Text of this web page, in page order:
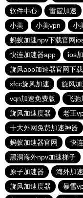
软件中心
雷霆加速
小美
小美vpn 小
蚂蚁加速npv下载官网
快连加速器app
ios
旋风app加速器官网下载
xfcc旋风加速
旋风
vqn加速免费版
飞驰
旋风加速度器
老王
十大外网免费加速神器
蚂蚁加速器官网
快
黑洞海外npv加速梯子
原子加速器
海外加
旋风加速度器
暴雪